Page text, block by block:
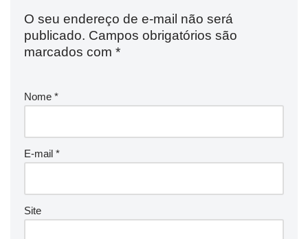
O seu endereço de e-mail não será
publicado. Campos obrigatórios são
marcados com *
Nome *
E-mail *
Site